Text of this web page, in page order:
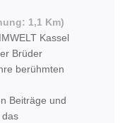
1,1 Km)
Kassel
Brüder
berühmten
Beiträge und
das